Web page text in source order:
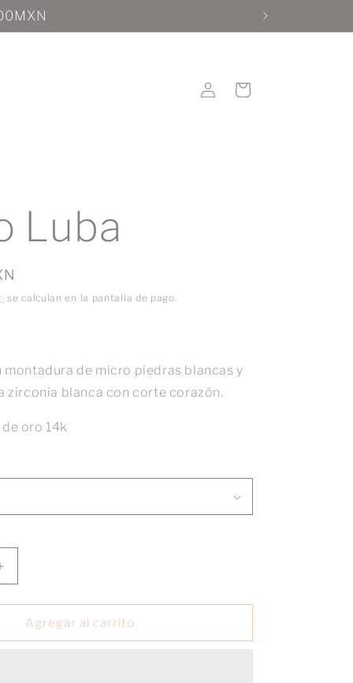
Iniciar
sesión
Carrito
Luba
se calculan en la pantalla de pago.
montadura de micro piedras blancas y
zirconia blanca con corte corazón.
oro 14k
Aumentar
AnilloAgregar al carrito